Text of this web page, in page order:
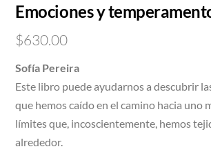
Emociones y
$630.00
Sofía Pereira
Este libro puede ayudarnos a descubrir
que hemos caído en el camino hacia uno
límites que, incoscientemente, hemos
alrededor.